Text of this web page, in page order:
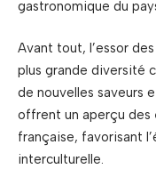
gastronomique du
Avant tout, l’essor des
plus grande diversité
de nouvelles saveurs
offrent un aperçu des
française, favorisant
interculturelle.